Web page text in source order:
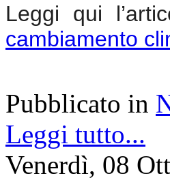
Leggi qui
cambiamento
Pubblicato in
Leggi tutto...
Venerdì, 08